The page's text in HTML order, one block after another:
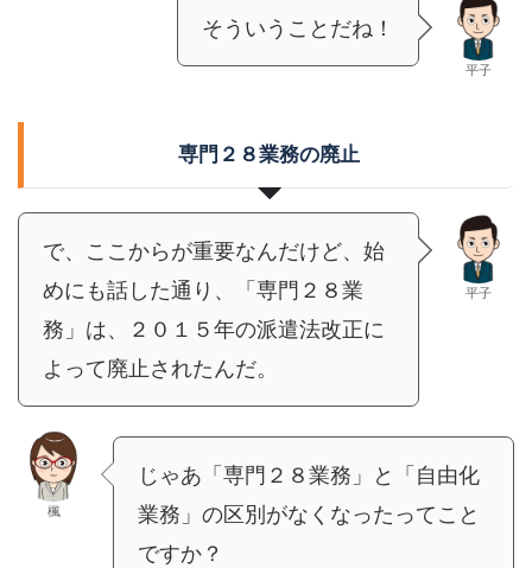
そういうことだね！
平子
専門２８業務の廃止
で、ここからが重要なんだけど、始
めにも話した通り、「専門２８業
務」は、２０１５年の派遣法改正に
よって廃止されたんだ。
平子
楓
じゃあ「専門２８業務」と「自由化
業務」の区別がなくなったってこと
ですか？